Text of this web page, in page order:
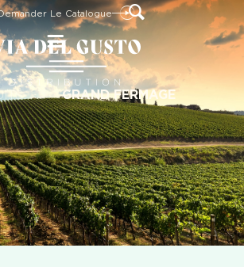
Le Catalogue
> GRAND FERMAGE